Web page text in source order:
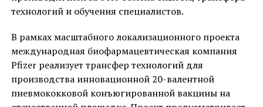
технологий и обучения специалистов.
В рамках масштабного локализационного проекта
международная биофармацевтическая компания
Pfizer реализует трансфер технологий для
производства инновационной 20-валентной
пневмококковой конъюгированной вакцины на